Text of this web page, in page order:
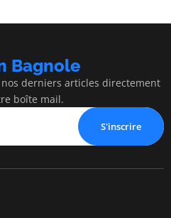
Bagnole
derniers articles directement
boîte mail.
S'inscrire